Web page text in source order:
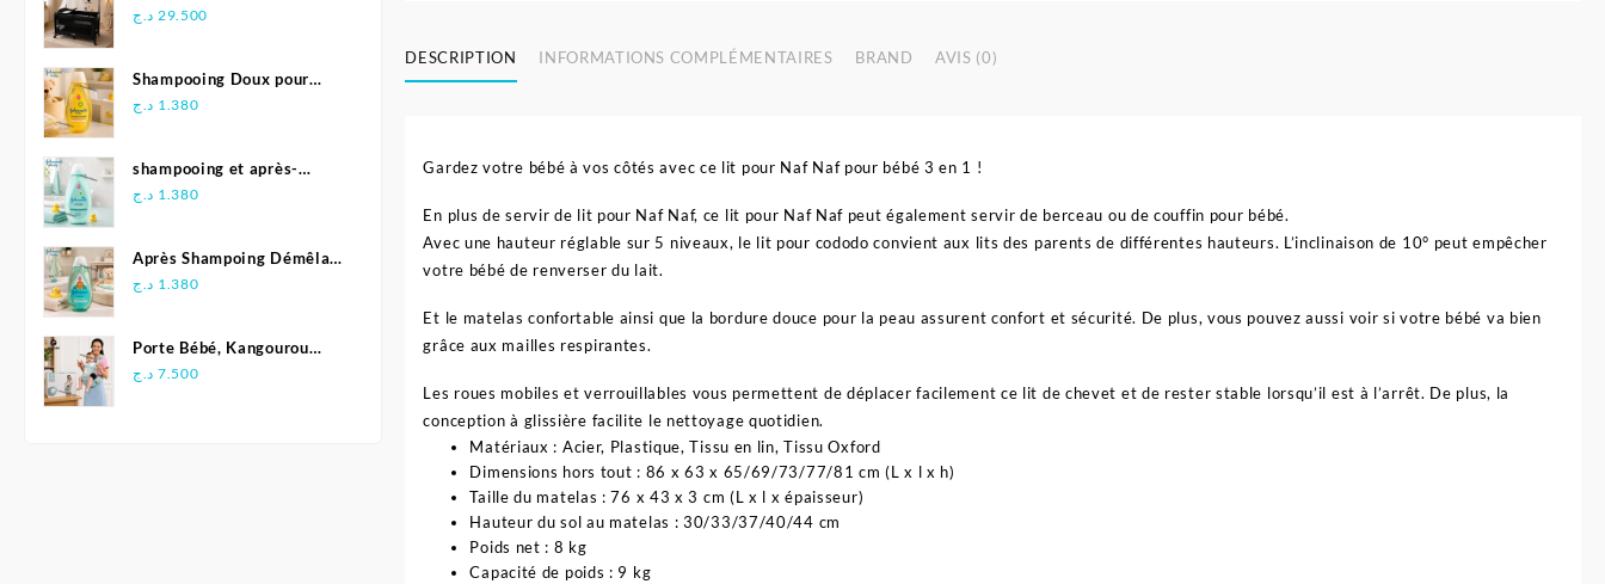
Multifonction - Kidilo
29.500 د.ج
Shampooing Doux pour
Bébé 500 ml - Johnson's
1.380 د.ج
shampooing et après-
shampoing 2en1 Soft &
1.380 د.ج
Après Shampoing Démêlant
pour bébé - Johnson'S Baby
1.380 د.ج
Porte Bébé, Kangourou
Multifonctionnel
7.500 د.ج
DESCRIPTION INFORMATIONS COMPLÉMENTAIRES BRAND AVIS (0)
Gardez votre bébé à vos côtés avec ce lit pour Naf Naf pour bébé 3 en 1 !
En plus de servir de lit pour Naf Naf, ce lit pour Naf Naf peut également servir de berceau ou de couffin pour bébé.
Avec une hauteur réglable sur 5 niveaux, le lit pour cododo convient aux lits des parents de différentes hauteurs. L’inclinaison de 10° peut empêcher
votre bébé de renverser du lait.
Et le matelas confortable ainsi que la bordure douce pour la peau assurent confort et sécurité. De plus, vous pouvez aussi voir si votre bébé va bien
grâce aux mailles respirantes.
Les roues mobiles et verrouillables vous permettent de déplacer facilement ce lit de chevet et de rester stable lorsqu’il est à l’arrêt. De plus, la
conception à glissière facilite le nettoyage quotidien.
Matériaux : Acier, Plastique, Tissu en lin, Tissu Oxford
Dimensions hors tout : 86 x 63 x 65/69/73/77/81 cm (L x l x h)
Taille du matelas : 76 x 43 x 3 cm (L x l x épaisseur)
Hauteur du sol au matelas : 30/33/37/40/44 cm
Poids net : 8 kg
Capacité de poids : 9 kg